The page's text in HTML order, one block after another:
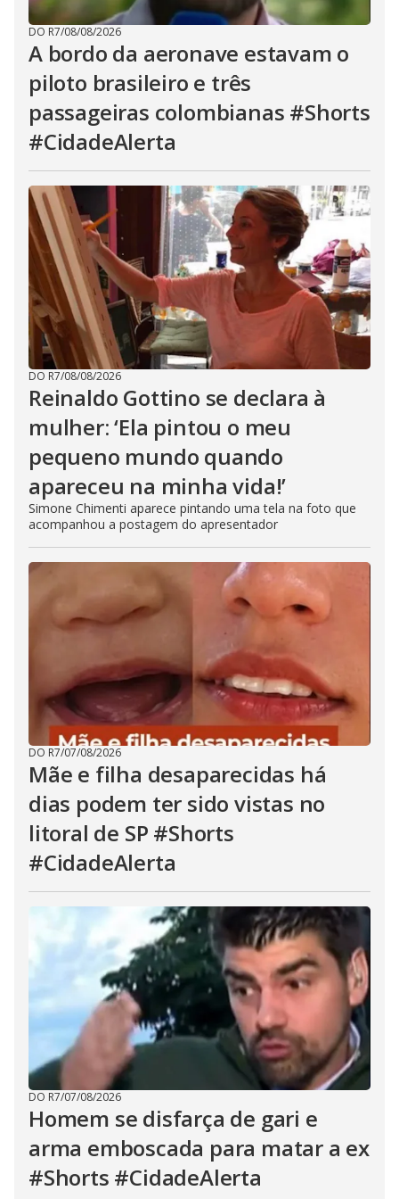
DO R7/08/08/2026
A bordo da aeronave estavam o
piloto brasileiro e três
passageiras colombianas #Shorts
#CidadeAlerta
DO R7/08/08/2026
Reinaldo Gottino se declara à
mulher: ‘Ela pintou o meu
pequeno mundo quando
apareceu na minha vida!’
Simone Chimenti aparece pintando uma tela na foto que
acompanhou a postagem do apresentador
DO R7/07/08/2026
Mãe e filha desaparecidas há
dias podem ter sido vistas no
litoral de SP #Shorts
#CidadeAlerta
DO R7/07/08/2026
Homem se disfarça de gari e
arma emboscada para matar a ex
#Shorts #CidadeAlerta